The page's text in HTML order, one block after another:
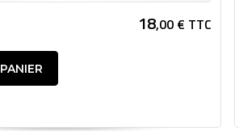
18,00 € TTC